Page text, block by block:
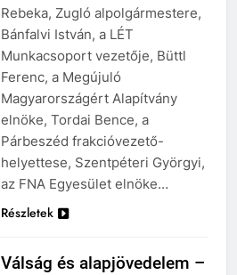
Rebeka, Zugló alpolgármestere,
Bánfalvi István, a LÉT
Munkacsoport vezetője, Büttl
Ferenc, a Megújuló
Magyarországért Alapítvány
elnöke, Tordai Bence, a
Párbeszéd frakcióvezető-
helyettese, Szentpéteri Györgyi,
az FNA Egyesület elnöke…
Részletek
Válság és alapjövedelem –